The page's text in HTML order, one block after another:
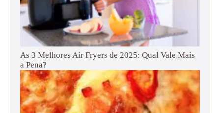
As 3 Melhores Air Fryers de 2025: Qual Vale Mais
a Pena?